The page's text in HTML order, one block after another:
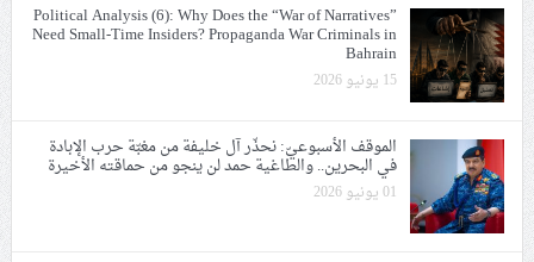
Political Analysis (6): Why Does the “War of Narratives”
Need Small-Time Insiders? Propaganda War Criminals in
Bahrain
15 يونيو 2026
الموقف الأسبوعيّ: نحذّر آل خليفة من مغبّة حرب الإبادة
في البحرين.. والطاغية حمد لن ينجو من حماقته الأخيرة
01 يونيو 2026